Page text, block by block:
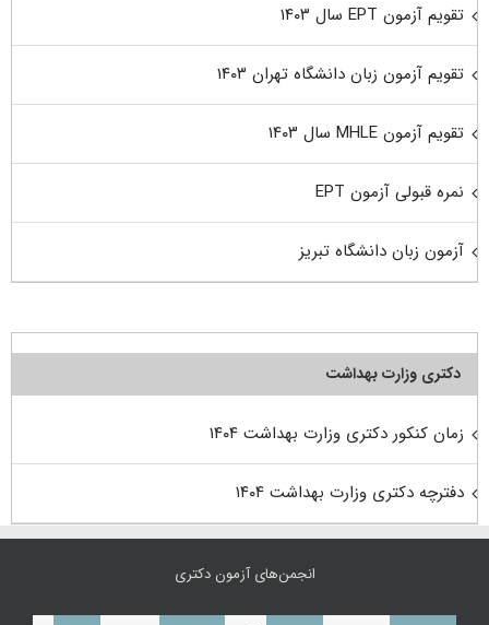
تقویم آزمون EPT سال ۱۴۰۳
تقویم آزمون زبان دانشگاه تهران ۱۴۰۳
تقویم آزمون MHLE سال ۱۴۰۳
نمره قبولی آزمون EPT
آزمون زبان دانشگاه تبریز
دکتری وزارت بهداشت
زمان کنکور دکتری وزارت بهداشت ۱۴۰۴
دفترچه دکتری وزارت بهداشت ۱۴۰۴
انجمن‌های آزمون دکتری